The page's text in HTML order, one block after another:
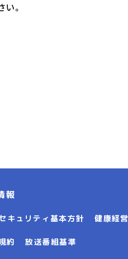
。
報
キュリティ基本方針 健康経営
約 放送番組基準